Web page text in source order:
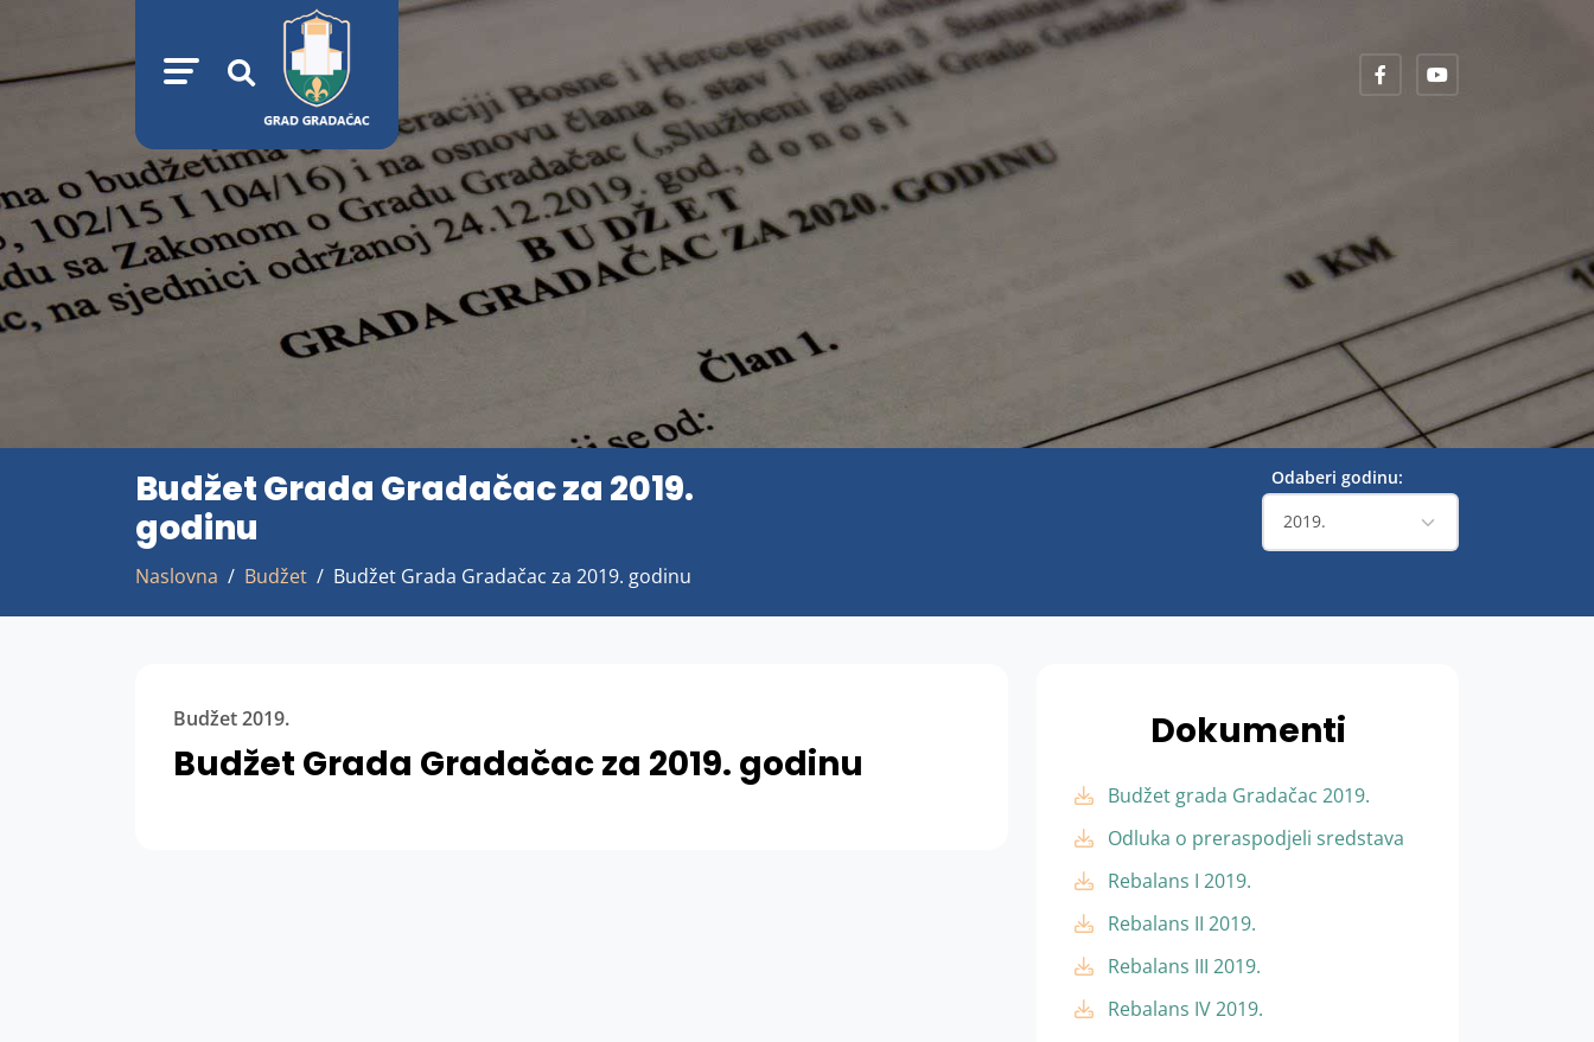
Budžet Grada Gradačac za 2019.
godinu
Naslovna Budžet Budžet Grada Gradačac za 2019. godinu
Odaberi godinu:
Budžet 2019.
Budžet Grada Gradačac za 2019. godinu
Dokumenti
Budžet grada Gradačac 2019.
Odluka o preraspodjeli sredstava
Rebalans I 2019.
Rebalans II 2019.
Rebalans III 2019.
Rebalans IV 2019.